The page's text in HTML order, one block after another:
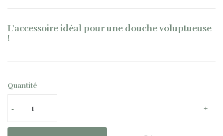
L'accessoire idéal pour une douche voluptueuse
!
Quantité